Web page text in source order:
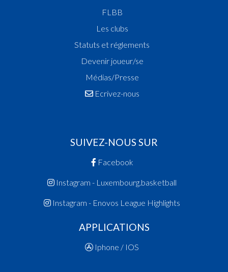
FLBB
Les clubs
Statuts et réglements
Devenir joueur/se
Médias/Presse
Ecrivez-nous
SUIVEZ-NOUS SUR
Facebook
Instagram - Luxembourg.basketball
Instagram - Enovos League Highlights
APPLICATIONS
Iphone / IOS